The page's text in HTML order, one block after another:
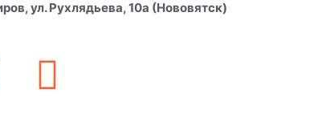
ул. Рухлядьева, 10а (Нововятск)